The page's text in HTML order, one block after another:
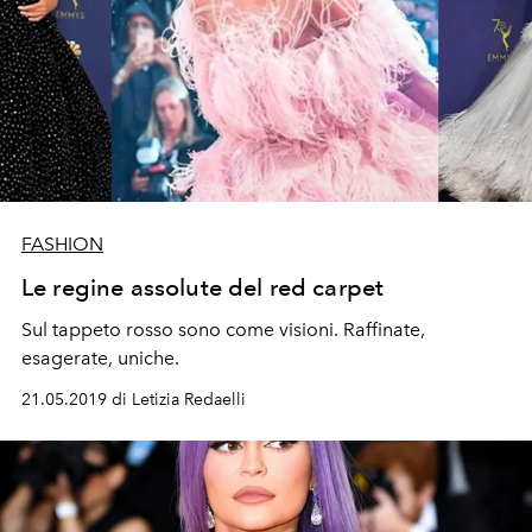
FASHION
Le regine assolute del red carpet
Sul tappeto rosso sono come visioni. Raffinate,
esagerate, uniche.
21.05.2019 di Letizia Redaelli